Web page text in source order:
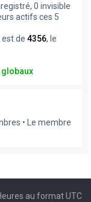
0 invisible
actifs ces 5
est de 4356, le
• Le membre
au formatUTC